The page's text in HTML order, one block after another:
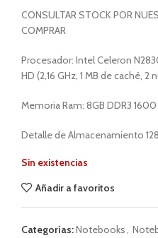
CONSULTAR STOCK POR
COMPRAR
Procesador: Intel Celeron
HD (2,16 GHz, 1 MB de caché, 2
Memoria Ram: 8GB DDR3
Detalle de Almacenamiento
Sin existencias
Añadir a favoritos
Categorías:Notebooks,